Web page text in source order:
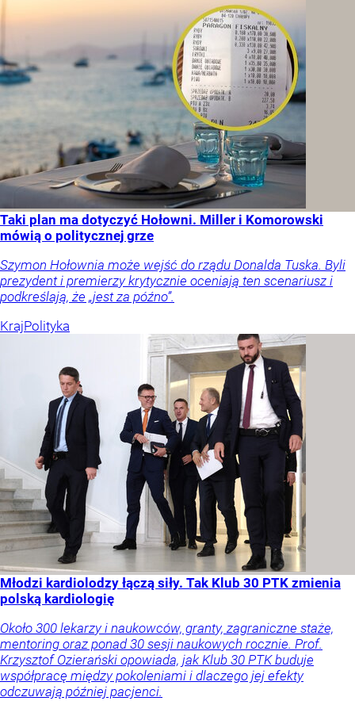
Taki plan ma dotyczyć Hołowni. Miller i Komorowski
mówią o politycznej grze
Szymon Hołownia może wejść do rządu Donalda Tuska. Byli
prezydent i premierzy krytycznie oceniają ten scenariusz i
podkreślają, że „jest za późno”.
KrajPolityka
Młodzi kardiolodzy łączą siły. Tak Klub 30 PTK zmienia
polską kardiologię
Około 300 lekarzy i naukowców, granty, zagraniczne staże,
mentoring oraz ponad 30 sesji naukowych rocznie. Prof.
Krzysztof Ozierański opowiada, jak Klub 30 PTK buduje
współpracę między pokoleniami i dlaczego jej efekty
odczuwają później pacjenci.